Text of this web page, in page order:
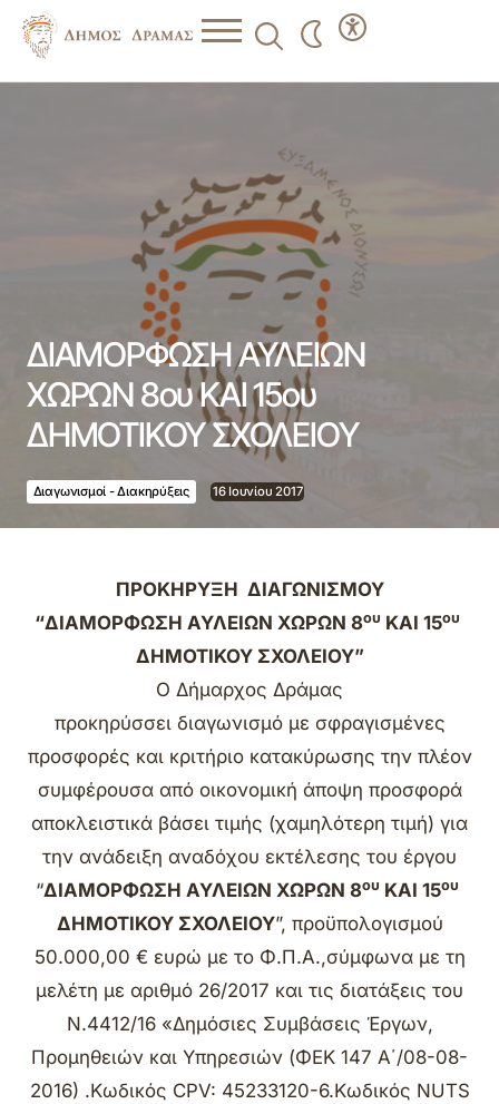
ΔΙΑΜΟΡΦΩΣΗ ΑΥΛΕΙΩΝ
ΧΩΡΩΝ 8ου ΚΑΙ 15ου
ΔΗΜΟΤΙΚΟΥ ΣΧΟΛΕΙΟΥ
Διαγωνισμοί - Διακηρύξεις 16 Ιουνίου 2017
ΠΡΟΚΗΡΥΞΗ ΔΙΑΓΩΝΙΣΜΟΥ
“ΔΙΑΜΟΡΦΩΣΗ ΑΥΛΕΙΩΝ ΧΩΡΩΝ 8ου ΚΑΙ 15ου
ΔΗΜΟΤΙΚΟΥ ΣΧΟΛΕΙΟΥ”
Ο Δήμαρχος Δράμας
προκηρύσσει διαγωνισμό με σφραγισμένες
προσφορές και κριτήριο κατακύρωσης την πλέον
συμφέρουσα από οικονομική άποψη προσφορά
αποκλειστικά βάσει τιμής (χαμηλότερη τιμή) για
την ανάδειξη αναδόχου εκτέλεσης του έργου
“ΔΙΑΜΟΡΦΩΣΗ ΑΥΛΕΙΩΝ ΧΩΡΩΝ 8ου ΚΑΙ 15ου
ΔΗΜΟΤΙΚΟΥ ΣΧΟΛΕΙΟΥ”, προϋπολογισμού
50.000,00 € ευρώ με το Φ.Π.Α.,σύμφωνα με τη
μελέτη με αριθμό 26/2017 και τις διατάξεις του
Ν.4412/16 «Δημόσιες Συμβάσεις Έργων,
Προμηθειών και Υπηρεσιών (ΦΕΚ 147 Α΄/08-08-
2016) .Κωδικός CPV: 45233120-6.Κωδικός NUTS